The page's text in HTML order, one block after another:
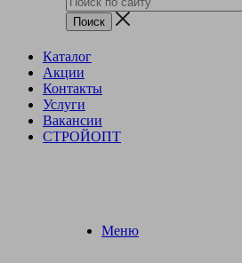
Каталог
Акции
Контакты
Услуги
Вакансии
СТРОЙОПТ
Меню